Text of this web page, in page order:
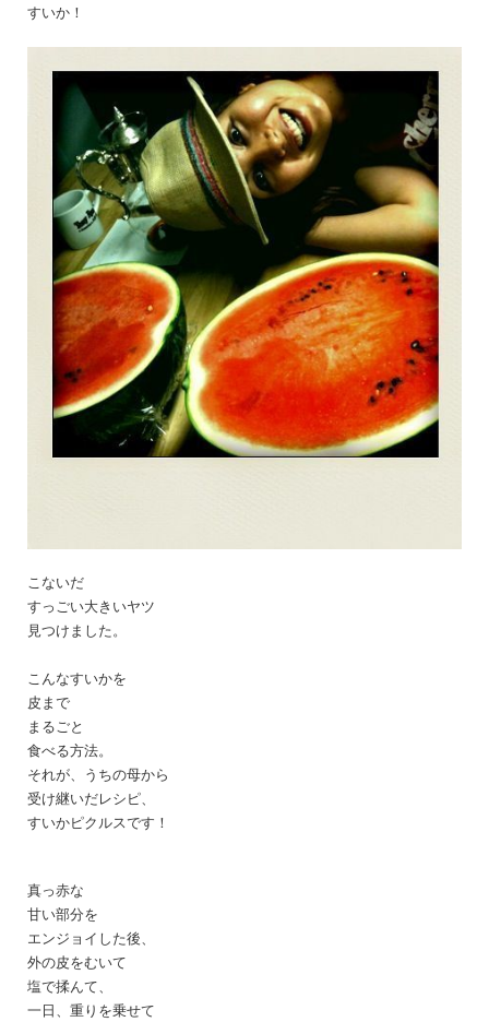
すいか！
こないだ
すっごい大きいヤツ
見つけました。
こんなすいかを
皮まで
まるごと
食べる方法。
それが、うちの母から
受け継いだレシピ、
すいかピクルスです！
真っ赤な
甘い部分を
エンジョイした後、
外の皮をむいて
塩で揉んて、
一日、重りを乗せて